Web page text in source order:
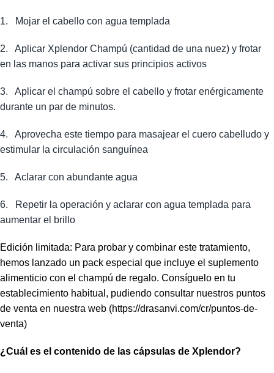
1. Mojar el cabello con agua templada
2.
Aplicar Xplendor Champú (cantidad de una nuez) y frotar
en las manos para activar sus principios activos
3.
Aplicar el champú sobre el cabello y frotar enérgicamente
durante un par de minutos.
4.
Aprovecha este tiempo para masajear el cuero cabelludo y
estimular la circulación sanguínea
5. Aclarar con abundante agua
6.
Repetir la operación y aclarar con agua templada para
aumentar el brillo
Edición limitada: Para probar y combinar este tratamiento,
hemos lanzado un pack especial que incluye el suplemento
alimenticio con el champú de regalo. Consíguelo en tu
establecimiento habitual, pudiendo consultar nuestros puntos
de venta en nuestra web (https://drasanvi.com/cr/puntos-de-
venta)
¿Cuál es el contenido de las cápsulas de Xplendor?